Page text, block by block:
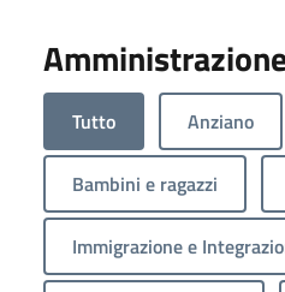
Tutto Anziano
Bambini e ragazzi
Immigrazione e